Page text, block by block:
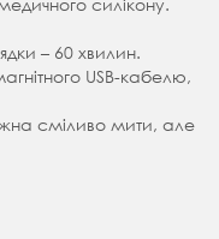
– 60 хвилин.
USB-кабелю,
сміливо мити, але